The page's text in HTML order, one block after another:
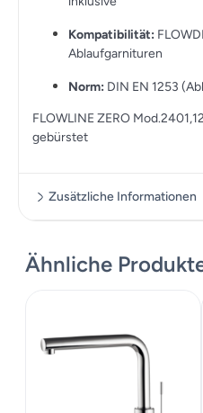
Kompatibilität:
Ablaufgarnituren
Norm: DIN EN 1253
FLOWLINE ZERO
gebürstet
Zusätzliche Informationen
Zusätzliche
Ähnliche